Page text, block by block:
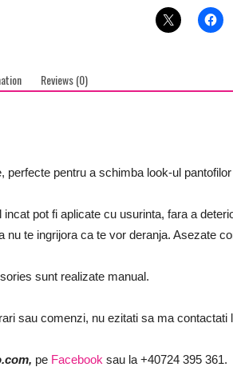
Reviews (0)
perfecte pentru a schimba look-ul
pot fi aplicate cu usurinta, fara a
nu te ingrijora ca te vor deranja. Asezate
sunt realizate manual.
sau comenzi, nu ezitati sa ma contactati
pe Facebook sau la +40724 395 361.